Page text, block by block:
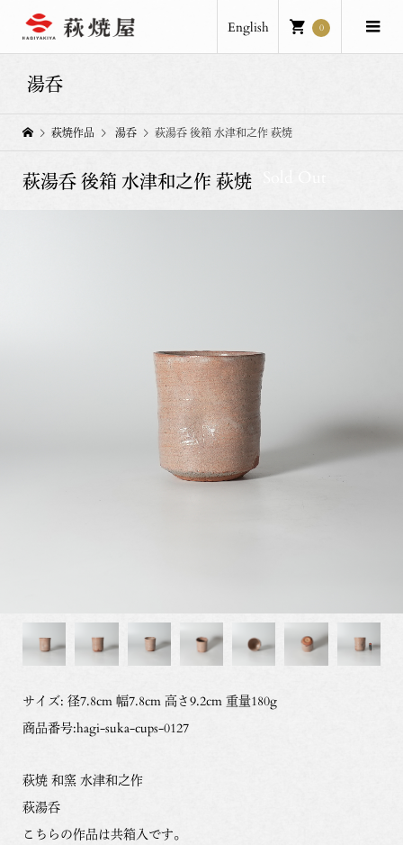
English 0
湯呑
萩焼作品 湯呑 萩湯呑 後箱 水津和之作 萩焼
萩湯呑 後箱 水津和之作 萩焼
サイズ: 径7.8cm 幅7.8cm 高さ9.2cm 重量180g
商品番号:hagi-suka-cups-0127
萩焼 和窯 水津和之作
萩湯呑
こちらの作品は共箱入です。